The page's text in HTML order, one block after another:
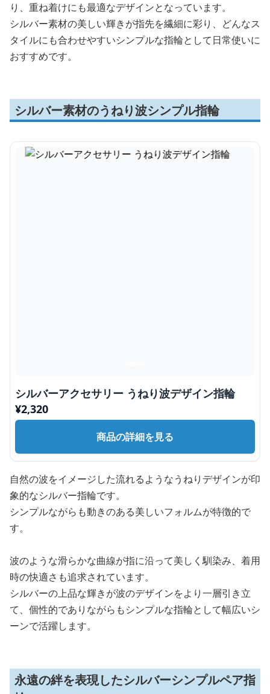
り、重ね着けにも最適なデザインとなっています。
シルバー素材の美しい輝きが指先を繊細に彩り、どんなス
タイルにも合わせやすいシンプルな指輪として日常使いに
おすすめです。
シルバー素材のうねり波シンプル指輪
シルバーアクセサリー うねり波デザイン指輪
¥2,320
商品の詳細を見る
自然の波をイメージした流れるようなうねりデザインが印
象的なシルバー指輪です。
シンプルながらも動きのある美しいフォルムが特徴的で
す。
波のような滑らかな曲線が指に沿って美しく馴染み、着用
時の快適さも追求されています。
シルバーの上品な輝きが波のデザインをより一層引き立
て、個性的でありながらもシンプルな指輪として幅広いシ
ーンで活躍します。
永遠の絆を表現したシルバーシンプルペア指